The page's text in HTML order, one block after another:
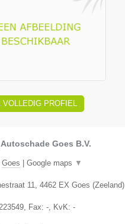
VOLLEDIG PROFIEL
Goes B.V.
Goes Google maps ▼
11, 4462 EX Goes (Zeeland)
, Fax: -, KvK: -